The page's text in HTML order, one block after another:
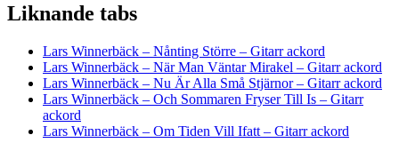
Liknande tabs
Lars Winnerbäck – Nånting Större – Gitarr ackord
Lars Winnerbäck – När Man Väntar Mirakel – Gitarr ackord
Lars Winnerbäck – Nu Är Alla Små Stjärnor – Gitarr ackord
Lars Winnerbäck – Och Sommaren Fryser Till Is – Gitarr
ackord
Lars Winnerbäck – Om Tiden Vill Ifatt – Gitarr ackord